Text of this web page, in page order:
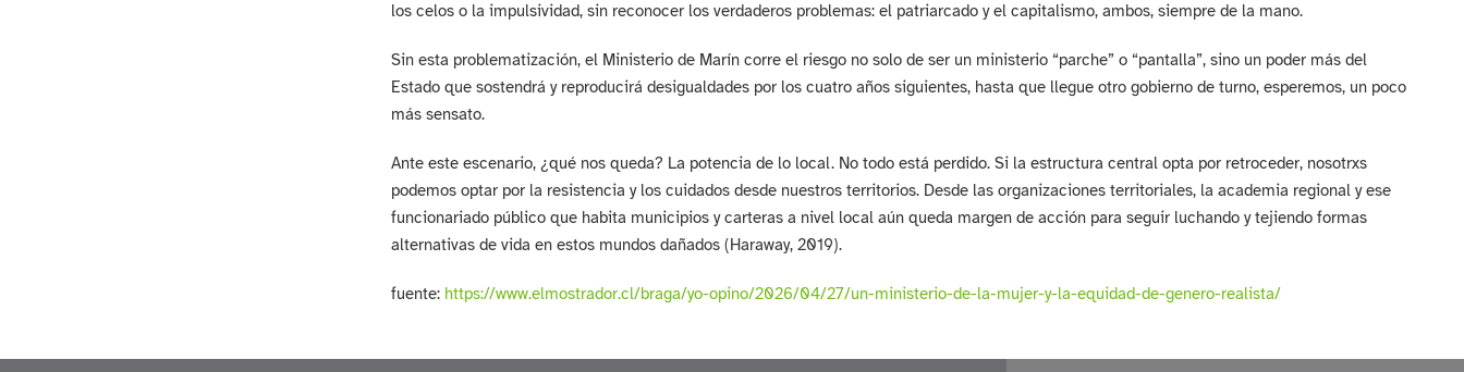
los celos o la impulsividad, sin reconocer los verdaderos problemas: el patriarcado y el capitalismo, ambos, siempre de la mano.
Sin esta problematización, el Ministerio de Marín corre el riesgo no solo de ser un ministerio “parche” o “pantalla”, sino un poder más del
Estado que sostendrá y reproducirá desigualdades por los cuatro años siguientes, hasta que llegue otro gobierno de turno, esperemos, un poco
más sensato.
Ante este escenario, ¿qué nos queda? La potencia de lo local. No todo está perdido. Si la estructura central opta por retroceder, nosotrxs
podemos optar por la resistencia y los cuidados desde nuestros territorios. Desde las organizaciones territoriales, la academia regional y ese
funcionariado público que habita municipios y carteras a nivel local aún queda margen de acción para seguir luchando y tejiendo formas
alternativas de vida en estos mundos dañados (Haraway, 2019).
fuente: https://www.elmostrador.cl/braga/yo-opino/2026/04/27/un-ministerio-de-la-mujer-y-la-equidad-de-genero-realista/